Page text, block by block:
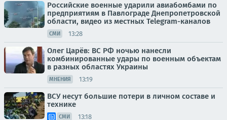
Российские военные ударили авиабомбами по
предприятиям в Павлограде Днепропетровской
области, видео из местных Telegram-каналов
СМИ 13:28
Олег Царёв: ВС РФ ночью нанесли
комбинированные удары по военным объектам
в разных областях Украины
МНЕНИЯ 13:19
ВСУ несут большие потери в личном составе и
технике
СМИ 13:18